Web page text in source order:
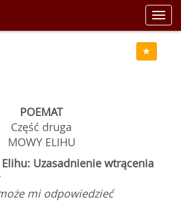
POEMAT
Część druga
MOWY ELIHU
Uzasadnienie wtrącenia
mi odpowiedzieć